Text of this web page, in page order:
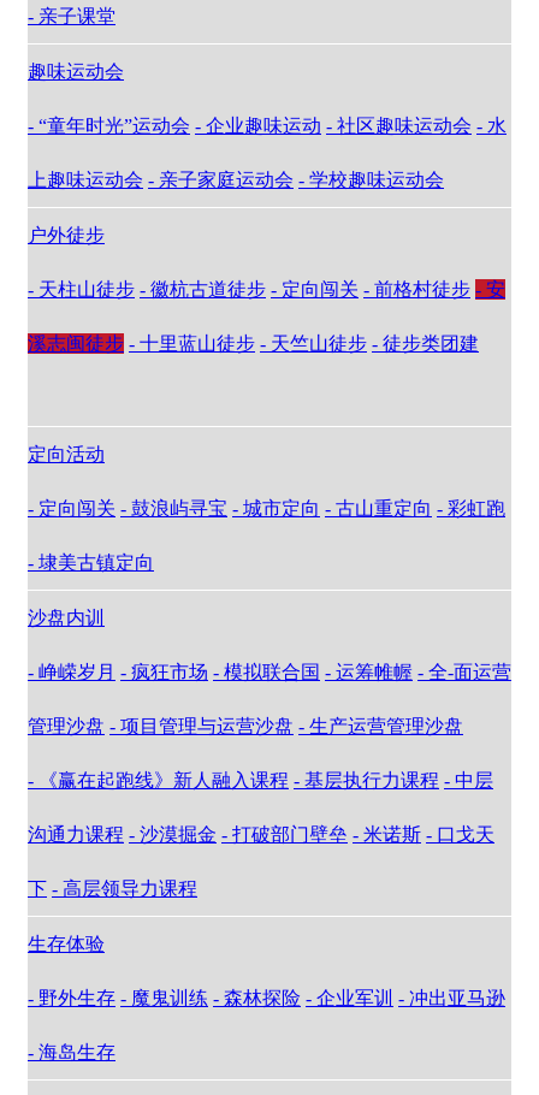
- 亲子课堂
趣味运动会
- “童年时光”运动会 - 企业趣味运动 - 社区趣味运动会 - 水
上趣味运动会 - 亲子家庭运动会 - 学校趣味运动会
户外徒步
- 天柱山徒步 - 徽杭古道徒步 - 定向闯关 - 前格村徒步 - 安
溪志闽徒步 - 十里蓝山徒步 - 天竺山徒步 - 徒步类团建
定向活动
- 定向闯关 - 鼓浪屿寻宝 - 城市定向 - 古山重定向 - 彩虹跑
- 埭美古镇定向
沙盘内训
- 峥嵘岁月 - 疯狂市场 - 模拟联合国 - 运筹帷幄 - 全-面运营
管理沙盘 - 项目管理与运营沙盘 - 生产运营管理沙盘
- 《赢在起跑线》新人融入课程 - 基层执行力课程 - 中层
沟通力课程 - 沙漠掘金 - 打破部门壁垒 - 米诺斯 - 口戈天
下 - 高层领导力课程
生存体验
- 野外生存 - 魔鬼训练 - 森林探险 - 企业军训 - 冲出亚马逊
- 海岛生存